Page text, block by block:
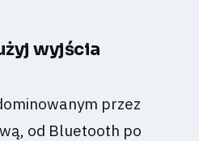
wyjścia
przez
od Bluetooth po